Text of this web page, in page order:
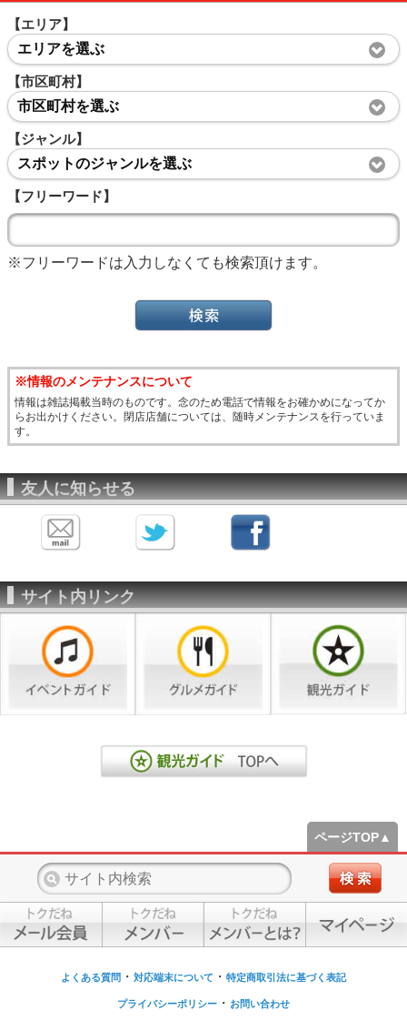
【エリア】
エリアを選ぶ
【市区町村】
市区町村を選ぶ
【ジャンル】
スポットのジャンルを選ぶ
【フリーワード】
※フリーワードは入力しなくても検索頂けます。
※情報のメンテナンスについて
情報は雑誌掲載当時のものです。念のため電話で情報をお確かめになってか
らお出かけください。閉店店舗については、随時メンテナンスを行っていま
す。
友人に知らせる
サイト内リンク
ページTOP▲
よくある質問 ・ 対応端末について ・ 特定商取引法に基づく表記
プライバシーポリシー ・ お問い合わせ